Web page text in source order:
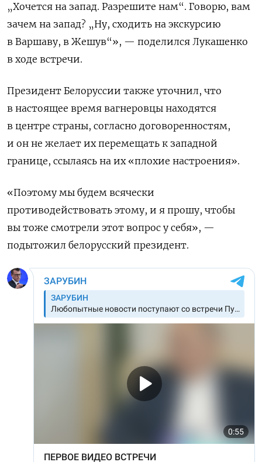
„Хочется на запад. Разрешите нам“. Говорю, вам
зачем на запад? „Ну, сходить на экскурсию
в Варшаву, в Жешув“», — поделился Лукашенко
в ходе встречи.
Президент Белоруссии также уточнил, что
в настоящее время вагнеровцы находятся
в центре страны, согласно договоренностям,
и он не желает их перемещать к западной
границе, ссылаясь на их «плохие настроения».
«Поэтому мы будем всячески
противодействовать этому, и я прошу, чтобы
вы тоже смотрели этот вопрос у себя», —
подытожил белорусский президент.